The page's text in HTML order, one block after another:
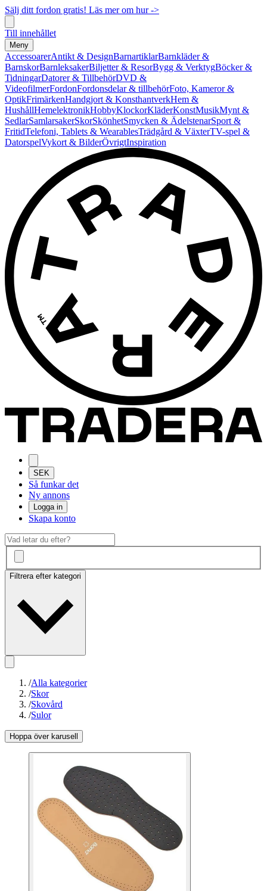
Sälj ditt fordon gratis! Läs mer om hur ->
Till innehållet
Meny
AccessoarerAntikt & DesignBarnartiklarBarnkläder &
BarnskorBarnleksakerBiljetter & ResorBygg & VerktygBöcker &
TidningarDatorer & TillbehörDVD &
VideofilmerFordonFordonsdelar & tillbehörFoto, Kameror &
OptikFrimärkenHandgjort & KonsthantverkHem &
HushållHemelektronikHobbyKlockorKläderKonstMusikMynt &
SedlarSamlarsakerSkorSkönhetSmycken & ÄdelstenarSport &
FritidTelefoni, Tablets & WearablesTrädgård & VäxterTV-spel &
DatorspelVykort & BilderÖvrigtInspiration
SEK
Så funkar det
Ny annons
Logga in
Skapa konto
Filtrera efter kategori
/Alla kategorier
/Skor
/Skovård
/Sulor
Hoppa över karusell